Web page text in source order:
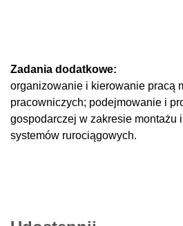
Zadania dodatkowe:
organizowanie i kierowanie pracą
pracowniczych; podejmowanie i
gospodarczej w zakresie montażu
systemów rurociągowych.